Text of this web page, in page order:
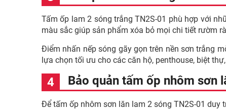
Tấm ốp lam 2 sóng trắng TN2S-01 phù hợp với
màu sắc giúp sản phẩm xóa bỏ mọi chi tiết rườm
Điểm nhấn nếp sóng gãy gọn trên nền sơn trắng
lựa chọn tối ưu cho các căn hộ, penthouse, biệt
Bảo quản tấm ốp nhôm sơn
Để tấm ốp nhôm sơn lăn lam 2 sóng TN2S-01 duy